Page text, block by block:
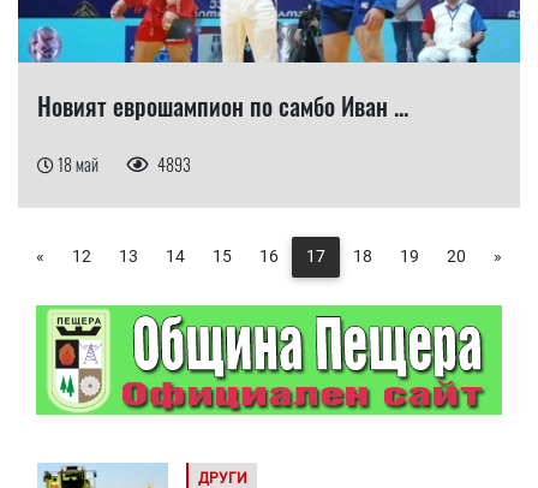
​Новият еврошампион по самбо Иван ...
18 май 4893
« 12 13 14 15 16 17 18 19 20 »
ДРУГИ